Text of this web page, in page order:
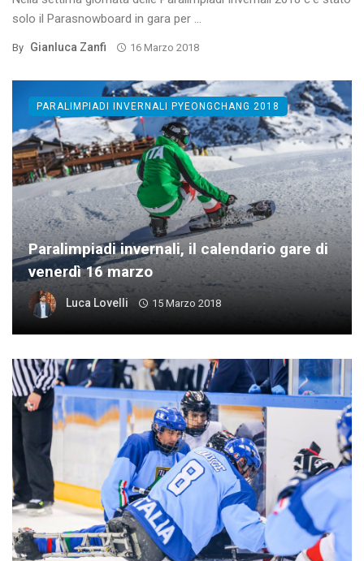
solo il Parasnowboard in gara per ...
By Gianluca Zanfi 16 Marzo 2018
Paralimpiadi invernali, il calendario gare di
venerdì 16 marzo
Luca Lovelli 15 Marzo 2018
PARALIMPIADI INVERNALI PYEONGCHANG 2018